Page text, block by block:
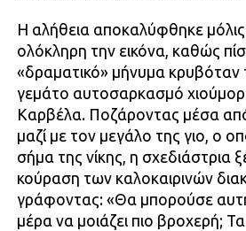
Η αλήθεια αποκαλύφθηκε
ολόκληρη την εικόνα, καθώς
«δραματικό» μήνυμα κρυβόταν
γεμάτο αυτοσαρκασμό
Καρβέλα. Ποζάροντας μέσα
μαζί με τον μεγάλο της γιο, ο
σήμα της νίκης, η σχεδιάστρια
κούραση των καλοκαιρινών
γράφοντας: «Θα μπορούσε
μέρα να μοιάζει πιο βροχερή;